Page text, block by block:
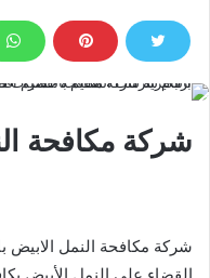
شركة مكافحة
شركة مكافحة النمل الابيض
القضاء علي النمل الأبيض